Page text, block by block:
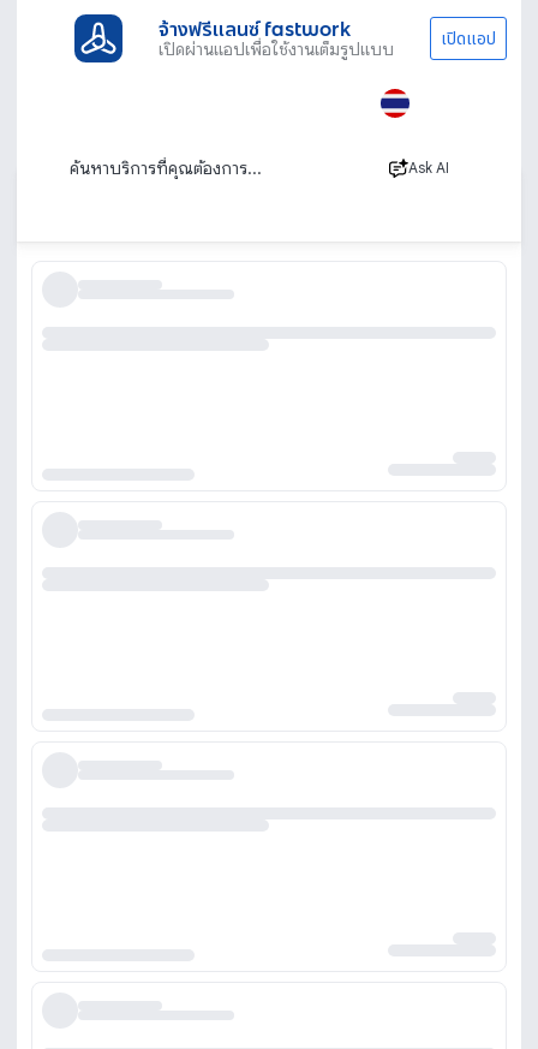
จ้างฟรีแลนซ์ fastwork
เปิดผ่านแอปเพื่อใช้งานเต็มรูปแบบ เปิดแอป
Ask AI
ปรึกษาการวางระบบในองค์กร